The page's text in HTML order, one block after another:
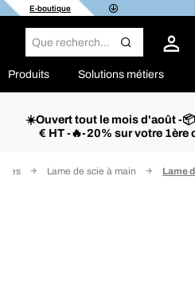
E-boutique
Produits Solutions métiers
☀️Ouvert tout le mois d'août -
€ HT -🔥-20% sur votre 1ère
Lame de scie à main Lame